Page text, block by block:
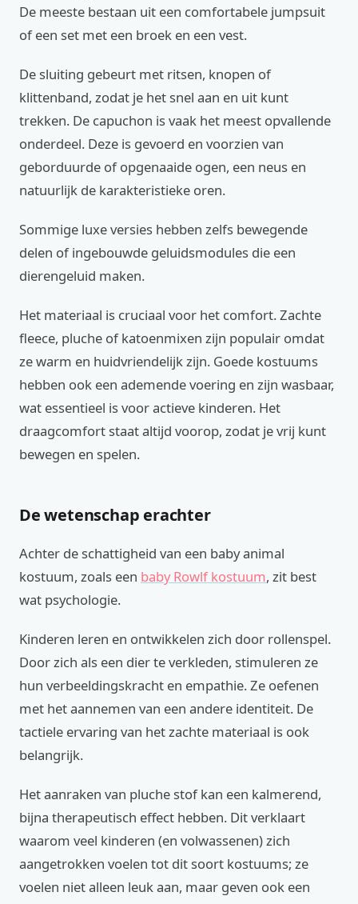
De meeste bestaan uit een comfortabele jumpsuit
of een set met een broek en een vest.
De sluiting gebeurt met ritsen, knopen of
klittenband, zodat je het snel aan en uit kunt
trekken. De capuchon is vaak het meest opvallende
onderdeel. Deze is gevoerd en voorzien van
geborduurde of opgenaaide ogen, een neus en
natuurlijk de karakteristieke oren.
Sommige luxe versies hebben zelfs bewegende
delen of ingebouwde geluidsmodules die een
dierengeluid maken.
Het materiaal is cruciaal voor het comfort. Zachte
fleece, pluche of katoenmixen zijn populair omdat
ze warm en huidvriendelijk zijn. Goede kostuums
hebben ook een ademende voering en zijn wasbaar,
wat essentieel is voor actieve kinderen. Het
draagcomfort staat altijd voorop, zodat je vrij kunt
bewegen en spelen.
De wetenschap erachter
Achter de schattigheid van een baby animal
kostuum, zoals een baby Rowlf kostuum, zit best
wat psychologie.
Kinderen leren en ontwikkelen zich door rollenspel.
Door zich als een dier te verkleden, stimuleren ze
hun verbeeldingskracht en empathie. Ze oefenen
met het aannemen van een andere identiteit. De
tactiele ervaring van het zachte materiaal is ook
belangrijk.
Het aanraken van pluche stof kan een kalmerend,
bijna therapeutisch effect hebben. Dit verklaart
waarom veel kinderen (en volwassenen) zich
aangetrokken voelen tot dit soort kostuums; ze
voelen niet alleen leuk aan, maar geven ook een